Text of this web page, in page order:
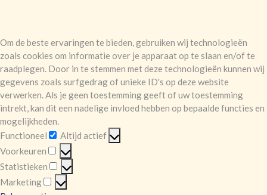
Om de beste ervaringen te bieden, gebruiken wij technologieën
zoals cookies om informatie over je apparaat op te slaan en/of te
raadplegen. Door in te stemmen met deze technologieën kunnen wij
gegevens zoals surfgedrag of unieke ID's op deze website
verwerken. Als je geen toestemming geeft of uw toestemming
intrekt, kan dit een nadelige invloed hebben op bepaalde functies en
mogelijkheden.
Functioneel
Functioneel
Altijd actief
Voorkeuren
Voorkeuren
Statistieken
Statistieken
Marketing
Marketing